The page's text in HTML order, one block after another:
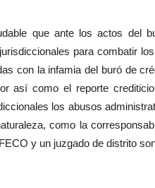
ante los actos del buró
para combatir
con la infamia del buró de
así como el reporte
los abusos
como la
y un juzgado de distrito